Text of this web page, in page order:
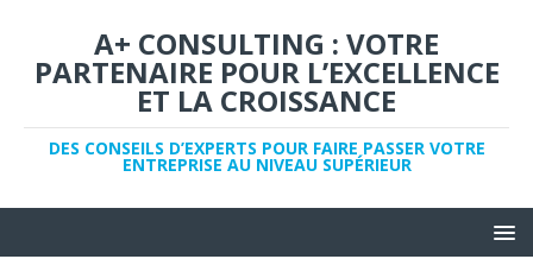
A+ CONSULTING : VOTRE
PARTENAIRE POUR L’EXCELLENCE
ET LA CROISSANCE
DES CONSEILS D’EXPERTS POUR FAIRE PASSER VOTRE
ENTREPRISE AU NIVEAU SUPÉRIEUR